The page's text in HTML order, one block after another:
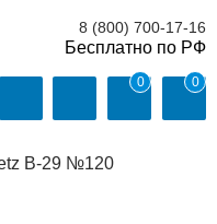
8 (800) 700-17-16
0 0
B-29 №120